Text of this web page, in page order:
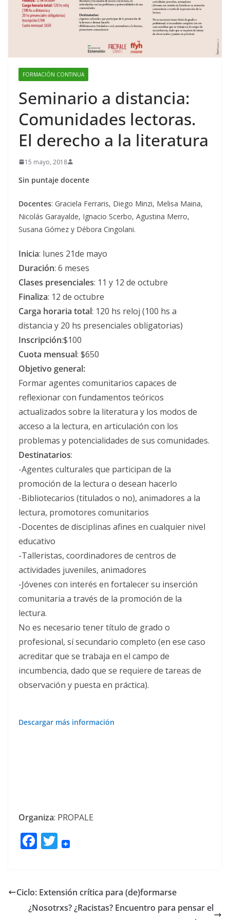
FORMACIÓN CONTINUA
Seminario a distancia:
Comunidades lectoras.
El derecho a la literatura
15 mayo, 2018
Sin puntaje docente
Docentes: Graciela Ferraris, Diego Minzi, Melisa Maina,
Nicolás Garayalde, Ignacio Scerbo, Agustina Merro,
Susana Gómez y Débora Cingolani.
Inicia: lunes 21de mayo
Duración: 6 meses
Clases presenciales: 11 y 12 de octubre
Finaliza: 12 de octubre
Carga horaria total: 120 hs reloj (100 hs a
distancia y 20 hs presenciales obligatorias)
Inscripción:$100
Cuota mensual: $650
Objetivo general:
Formar agentes comunitarios capaces de
reflexionar con fundamentos teóricos
actualizados sobre la literatura y los modos de
acceso a la lectura, en articulación con los
problemas y potencialidades de sus comunidades.
Destinatarios:
-Agentes culturales que participan de la
promoción de la lectura o desean hacerlo
-Bibliotecarios (titulados o no), animadores a la
lectura, promotores comunitarios
-Docentes de disciplinas afines en cualquier nivel
educativo
-Talleristas, coordinadores de centros de
actividades juveniles, animadores
-Jóvenes con interés en fortalecer su inserción
comunitaria a través de la promoción de la
lectura.
No es necesario tener título de grado o
profesional, sí secundario completo (en ese caso
acreditar que se trabaja en el campo de
incumbencia, dado que se requiere de tareas de
observación y puesta en práctica).
Descargar más información
Organiza: PROPALE
F
b
o
T
er
Ciclo: Extensión crítica para (de)formarse
¿Nosotrxs? ¿Racistas? Encuentro para pensar el